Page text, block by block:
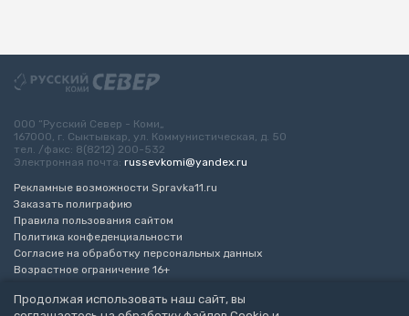
Продолжая использовать наш сайт, вы
ООО “Русский Север - Коми„
167000, г. Сыктывкар, ул. Коммунистическая, д. 50
тел. /факс: 8(8212) 200-532
Электронная почта: russevkomi@yandex.ru
Рекламные возможности Spravka11.ru
Заказать полиграфию
Правила пользования сайтом
Политика конфеденциальности
Согласие на обработку персональных данных
Возрастное ограничение 16+
Разработка сайта“ЭкспертБизнесГрупп”